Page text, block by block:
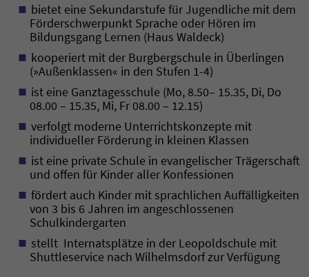
bietet eine Sekundarstufe für Jugendliche mit dem
Förderschwerpunkt Sprache oder Hören im
Bildungsgang Lernen (Haus Waldeck)
kooperiert mit der Burgbergschule in Überlingen
(»Außenklassen« in den Stufen 1-4)
ist eine Ganztagesschule (Mo, 8.50– 15.35, Di, Do
08.00 – 15.35, Mi, Fr 08.00 – 12.15)
verfolgt moderne Unterrichtskonzepte mit
individueller Förderung in kleinen Klassen
ist eine private Schule in evangelischer Trägerschaft
und offen für Kinder aller Konfessionen
fördert auch Kinder mit sprachlichen Auffälligkeiten
von 3 bis 6 Jahren im angeschlossenen
Schulkindergarten
stellt Internatsplätze in der Leopoldschule mit
Shuttleservice nach Wilhelmsdorf zur Verfügung